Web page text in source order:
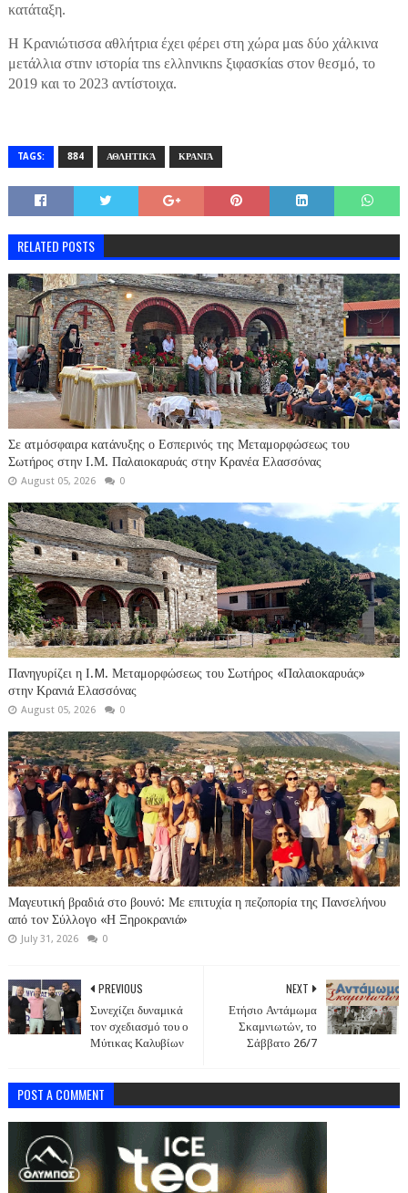
κατάταξη.
Η Κρανιώτισσα αθλήτρια έχει φέρει στη χώρα μαs δύο χάλκινα
μετάλλια στnν ιστορία τns ελλnνικns ξιφασκίαs στον θεσμό, το
2019 και το 2023 αντίστοιχα.
TAGS: 884 ΑΘΛΗΤΙΚΆ ΚΡΑΝΙΆ
RELATED POSTS
Σε ατμόσφαιρα κατάνυξης ο Εσπερινός της Μεταμορφώσεως του
Σωτήρος στην Ι.Μ. Παλαιοκαρυάς στην Κρανέα Ελασσόνας
August 05, 2026 0
Πανηγυρίζει η Ι.M. Μεταμορφώσεως του Σωτήρος «Παλαιοκαρυάς»
στην Κρανιά Ελασσόνας
August 05, 2026 0
Μαγευτική βραδιά στο βουνό: Με επιτυχία η πεζοπορία της Πανσελήνου
από τον Σύλλογο «Η Ξηροκρανιά»
July 31, 2026 0
NEXT
Ετήσιο Αντάμωμα
Σκαμνιωτών, το
Σάββατο 26/7
PREVIOUS
Συνεχίζει δυναμικά
τον σχεδιασμό του ο
Μύτικας Καλυβίων
POST A COMMENT